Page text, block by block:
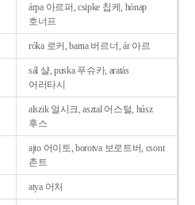
árpa 아르퍼, csipke 칩케, hónap
호너프
róka 로커, barna 버르너, ár 아르
sál 샬, puska 푸슈카, aratás
어러타시
alszik 얼시크, asztal 어스털, húsz
후스
ajto 어이토, borotva 보로트버, csont
촌트
atya 어처